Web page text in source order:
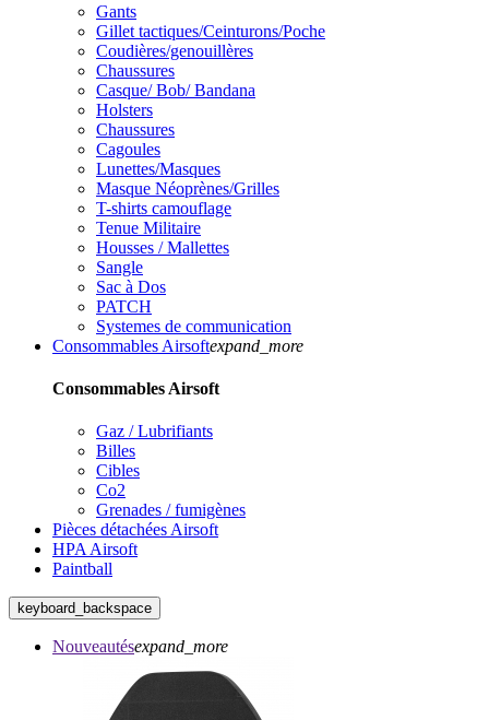
Gants
Gillet tactiques/Ceinturons/Poche
Coudières/genouillères
Chaussures
Casque/ Bob/ Bandana
Holsters
Chaussures
Cagoules
Lunettes/Masques
Masque Néoprènes/Grilles
T-shirts camouflage
Tenue Militaire
Housses / Mallettes
Sangle
Sac à Dos
PATCH
Systemes de communication
Consommables Airsoftexpand_more
Consommables Airsoft
Gaz / Lubrifiants
Billes
Cibles
Co2
Grenades / fumigènes
Pièces détachées Airsoft
HPA Airsoft
Paintball
keyboard_backspace
Nouveautésexpand_more